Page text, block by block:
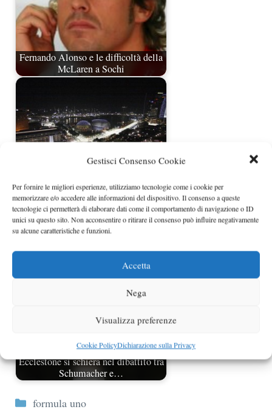
Gestisci Consenso Cookie
Per fornire le migliori esperienze, utilizziamo tecnologie come i cookie per
memorizzare e/o accedere alle informazioni del dispositivo. Il consenso a queste
tecnologie ci permetterà di elaborare dati come il comportamento di navigazione o ID
unici su questo sito. Non acconsentire o ritirare il consenso può influire negativamente
su alcune caratteristiche e funzioni.
Accetta
Nega
Visualizza preferenze
Cookie PolicyDichiarazione sulla Privacy
Fernando Alonso e le difficoltà della
McLaren a Sochi
Formula 1 Singapore 2011 orari e
presentazione
Ecclestone si schiera nel dibattito tra
Schumacher e…
Categorie
formula uno